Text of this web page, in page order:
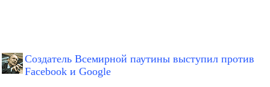
Создатель Всемирной паутины выступил против
Facebook и Google